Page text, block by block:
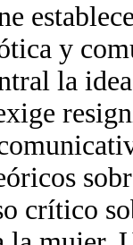
y
la
crítico